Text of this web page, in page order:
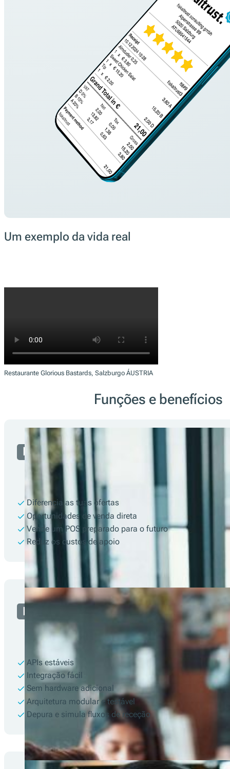
Um exemplo da vida real
Restaurante Glorious Bastards, Salzburgo ÁUSTRIA
Funções e benefícios
Parceiro
Diferencia as tuas ofertas
Oportunidades de venda direta
Vende um POS preparado para o futuro
Reduz os custos de apoio
Programador
APIs estáveis
Integração fácil
Sem hardware adicional
Arquitetura modular e testável
Depura e simula fluxos de receção